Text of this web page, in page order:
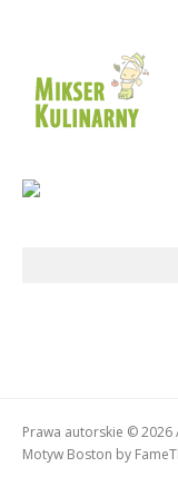
Prawa autorskie ©
Motyw Boston by